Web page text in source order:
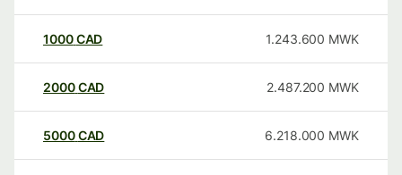
1000CAD 1.243.600 MWK
2000CAD 2.487.200 MWK
5000CAD 6.218.000 MWK